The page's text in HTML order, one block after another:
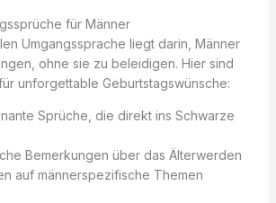
für Männer
Umgangssprache liegt darin, Männer
ohne sie zu beleidigen. Hier sind
unforgettable Geburtstagswünsche:
Sprüche, die direkt ins Schwarze
Bemerkungen über das Älterwerden
auf männerspezifische Themen